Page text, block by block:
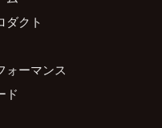
ダクト
ォーマンス
ド